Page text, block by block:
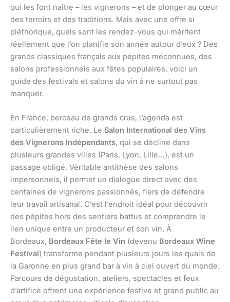
qui les font naître – les vignerons – et de plonger au cœur
des terroirs et des traditions. Mais avec une offre si
pléthorique, quels sont les rendez-vous qui méritent
réellement que l’on planifie son année autour d’eux ? Des
grands classiques français aux pépites méconnues, des
salons professionnels aux fêtes populaires, voici un
guide des festivals et salons du vin à ne surtout pas
manquer.
En France, berceau de grands crus, l’agenda est
particulièrement riche. Le Salon International des Vins
des Vignerons Indépendants, qui se décline dans
plusieurs grandes villes (Paris, Lyon, Lille…), est un
passage obligé. Véritable antithèse des salons
impersonnels, il permet un dialogue direct avec des
centaines de vignerons passionnés, fiers de défendre
leur travail artisanal. C’est l’endroit idéal pour découvrir
des pépites hors des sentiers battus et comprendre le
lien unique entre un producteur et son vin. À
Bordeaux, Bordeaux Fête le Vin (devenu Bordeaux Wine
Festival) transforme pendant plusieurs jours les quais de
la Garonne en plus grand bar à vin à ciel ouvert du monde.
Parcours de dégustation, ateliers, spectacles et feux
d’artifice offrent une expérience festive et grand public au